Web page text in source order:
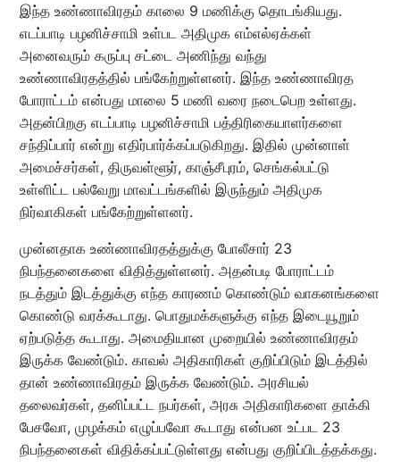
இந்த உண்ணாவிரதம் காலை 9 மணிக்கு தொடங்கியது.
எடப்பாடி பழனிச்சாமி உள்பட அதிமுக எம்எல்ஏக்கள்
அனைவரும் கருப்பு சட்டை அணிந்து வந்து
உண்ணாவிரதத்தில் பங்கேற்றுள்ளனர். இந்த உண்ணாவிரத
போராட்டம் என்பது மாலை 5 மணி வரை நடைபெற உள்ளது.
அதன்பிறகு எடப்பாடி பழனிச்சாமி பத்திரிகையாளர்களை
சந்திப்பார் என்று எதிர்பார்க்கப்படுகிறது. இதில் முன்னாள்
அமைச்சர்கள், திருவள்ளூர், காஞ்சீபுரம், செங்கல்பட்டு
உள்ளிட்ட பல்வேறு மாவட்டங்களில் இருந்தும் அதிமுக
நிர்வாகிகள் பங்கேற்றுள்ளனர்.
முன்னதாக உண்ணாவிரதத்துக்கு போலீசார் 23
நிபந்தனைகளை விதித்துள்ளனர். அதன்படி போராட்டம்
நடத்தும் இடத்துக்கு எந்த காரணம் கொண்டும் வாகனங்களை
கொண்டு வரக்கூடாது. பொதுமக்களுக்கு எந்த இடையூறும்
ஏற்படுத்த கூடாது. அமைதியான முறையில் உண்ணாவிரதம்
இருக்க வேண்டும். காவல் அதிகாரிகள் குறிப்பிடும் இடத்தில்
தான் உண்ணாவிரதம் இருக்க வேண்டும். அரசியல்
தலைவர்கள், தனிப்பட்ட நபர்கள், அரசு அதிகாரிகளை தாக்கி
பேசவோ, முழக்கம் எழுப்பவோ கூடாது என்பன உட்பட 23
நிபந்தனைகள் விதிக்கப்பட்டுள்ளது என்பது குறிப்பிடத்தக்கது.